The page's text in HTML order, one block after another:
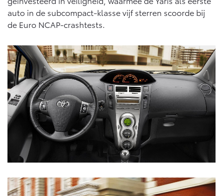
ELEKTRISCH
Vanaf € 37.500,- Vanaf € 55.950,-
Proace Max (excl. BTW)
OOK ALS BATTERIJ-
ELEKTRISCH
Vanaf € 46.301,-
Hilux (excl. BTW)
OOK ALS BATTERIJ-
ELEKTRISCH
Vanaf € 56.570,-
auto in de subcompact-klasse vijf sterren scoorde bij
de Euro NCAP-crashtests.